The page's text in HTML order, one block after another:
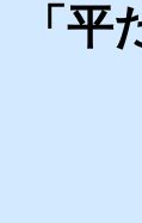
「